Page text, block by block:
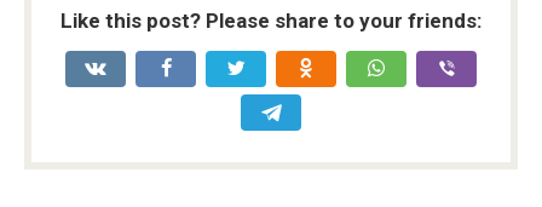
Like this post? Please share to your friends: